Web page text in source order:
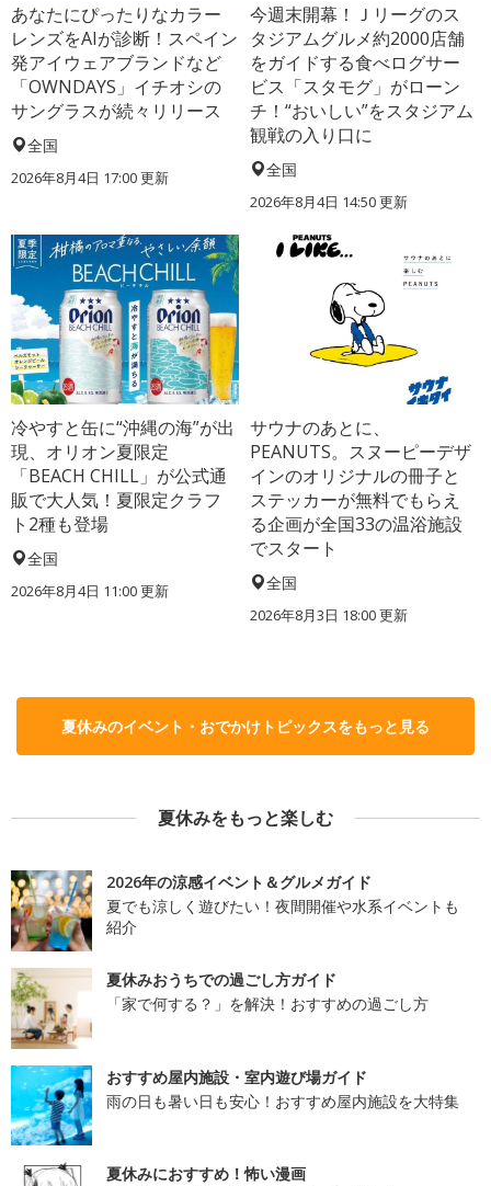
あなたにぴったりなカラー
レンズをAIが診断！スペイン
発アイウェアブランドなど
「OWNDAYS」イチオシの
サングラスが続々リリース
全国
2026年8月4日 17:00更新
今週末開幕！Ｊリーグのス
タジアムグルメ約2000店舗
をガイドする食べログサー
ビス「スタモグ」がローン
チ！“おいしい”をスタジアム
観戦の入り口に
全国
2026年8月4日 14:50更新
冷やすと缶に“沖縄の海”が出
現、オリオン夏限定
「BEACH CHILL」が公式通
販で大人気！夏限定クラフ
ト2種も登場
全国
2026年8月4日 11:00更新
サウナのあとに、
PEANUTS。スヌーピーデザ
インのオリジナルの冊子と
ステッカーが無料でもらえ
る企画が全国33の温浴施設
でスタート
全国
2026年8月3日 18:00更新
夏休みのイベント・おでかけトピックスをもっと見る
夏休みをもっと楽しむ
2026年の涼感イベント＆グルメガイド
夏でも涼しく遊びたい！夜間開催や水系イベントも
紹介
夏休みおうちでの過ごし方ガイド
「家で何する？」を解決！おすすめの過ごし方
おすすめ屋内施設・室内遊び場ガイド
雨の日も暑い日も安心！おすすめ屋内施設を大特集
夏休みにおすすめ！怖い漫画